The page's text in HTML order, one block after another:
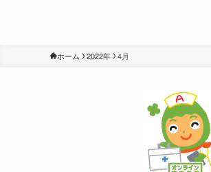
ホーム 2022年 4月